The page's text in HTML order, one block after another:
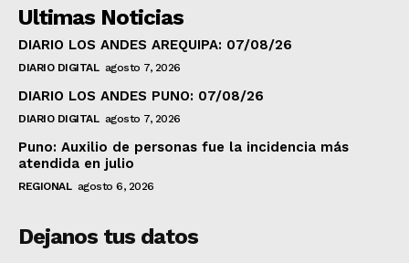
Ultimas Noticias
DIARIO LOS ANDES AREQUIPA: 07/08/26
DIARIO DIGITAL agosto 7, 2026
DIARIO LOS ANDES PUNO: 07/08/26
DIARIO DIGITAL agosto 7, 2026
Puno: Auxilio de personas fue la incidencia más
atendida en julio
REGIONAL agosto 6, 2026
Dejanos tus datos